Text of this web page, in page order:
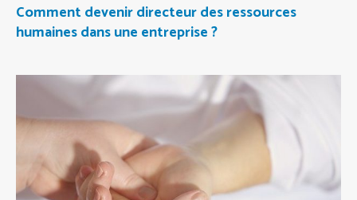
Comment devenir directeur des ressources
humaines dans une entreprise ?